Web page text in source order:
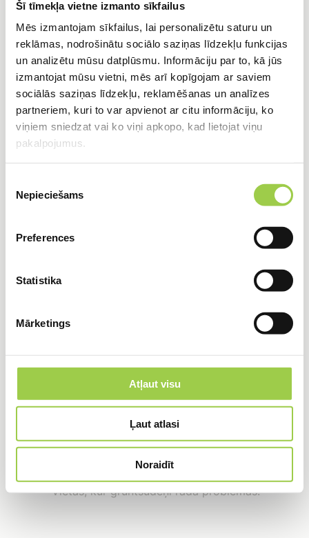
Šī tīmekļa vietne izmanto sīkfailus
Mēs izmantojam sīkfailus, lai personalizētu saturu un
reklāmas, nodrošinātu sociālo saziņas līdzekļu funkcijas
un analizētu mūsu datplūsmu. Informāciju par to, kā jūs
izmantojat mūsu vietni, mēs arī kopīgojam ar saviem
sociālās saziņas līdzekļu, reklamēšanas un analīzes
partneriem, kuri to var apvienot ar citu informāciju, ko
viņiem sniedzat vai ko viņi apkopo, kad lietojat viņu
pakalpojumus.
izvēle
Nepieciešams
Preferences
Statistika
Mārketings
Atļaut visu
Ļaut atlasi
Noraidīt
Notekcaurules (PVC SN8 vai SN4)
Drenāžas caurulesar kokosa vai ģeotekstila
filtru
Drenāžas kanāli
2. Pazemes drenāžas sistēmas
pamatiem, pagrabiem un citām konstrukcijām. Tās ir
drenāžas sistēmas var ietvert
, kas
kalpo kā savākšanas punkti un atvieglo sistēmas
apkopi. Smagākos gadījumos var būt nepieciešams
drenāžas sūknis
, lai nodrošinātu ūdens novadīšanu.
Pazemes drenāžas sistēmas ir īpaši
noderīgas
Vietās ar augstu gruntsūdens līmeni.
Slikti drenētās augsnēs.
Vietās, kur gruntsūdeņi rada problēmas.